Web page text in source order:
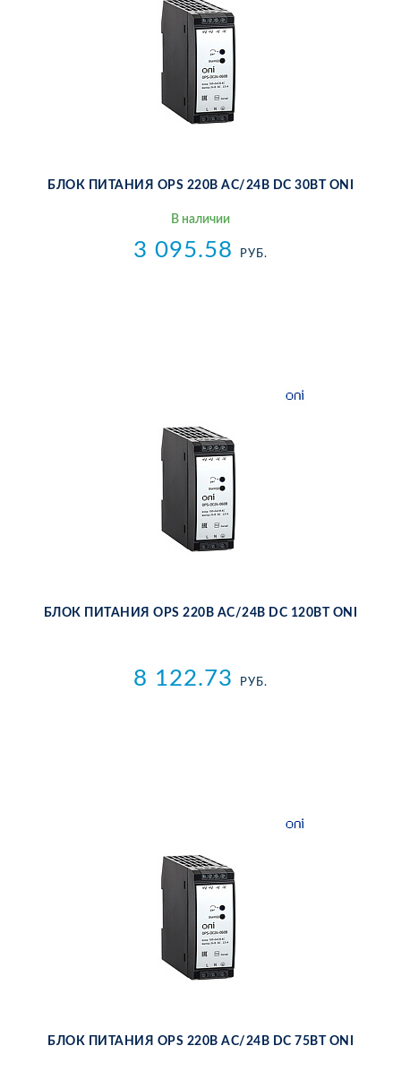
БЛОК ПИ­ТА­НИЯ OPS 220В AC/24В DC 30ВТ ONI
В на­ли­чии
3 095.58 РУБ.
БЛОК ПИ­ТА­НИЯ OPS 220В AC/24В DC 120ВТ ONI
8 122.73 РУБ.
БЛОК ПИ­ТА­НИЯ OPS 220В AC/24В DC 75ВТ ONI